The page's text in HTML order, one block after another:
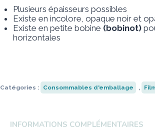
Plusieurs épaisseurs possibles
Existe en incolore, opaque noir et
Existe en petite bobine (bobinot)
horizontales
Catégories : Consommables d'emballage ,
INFORMATIONS COMPLÉMENTAIRES